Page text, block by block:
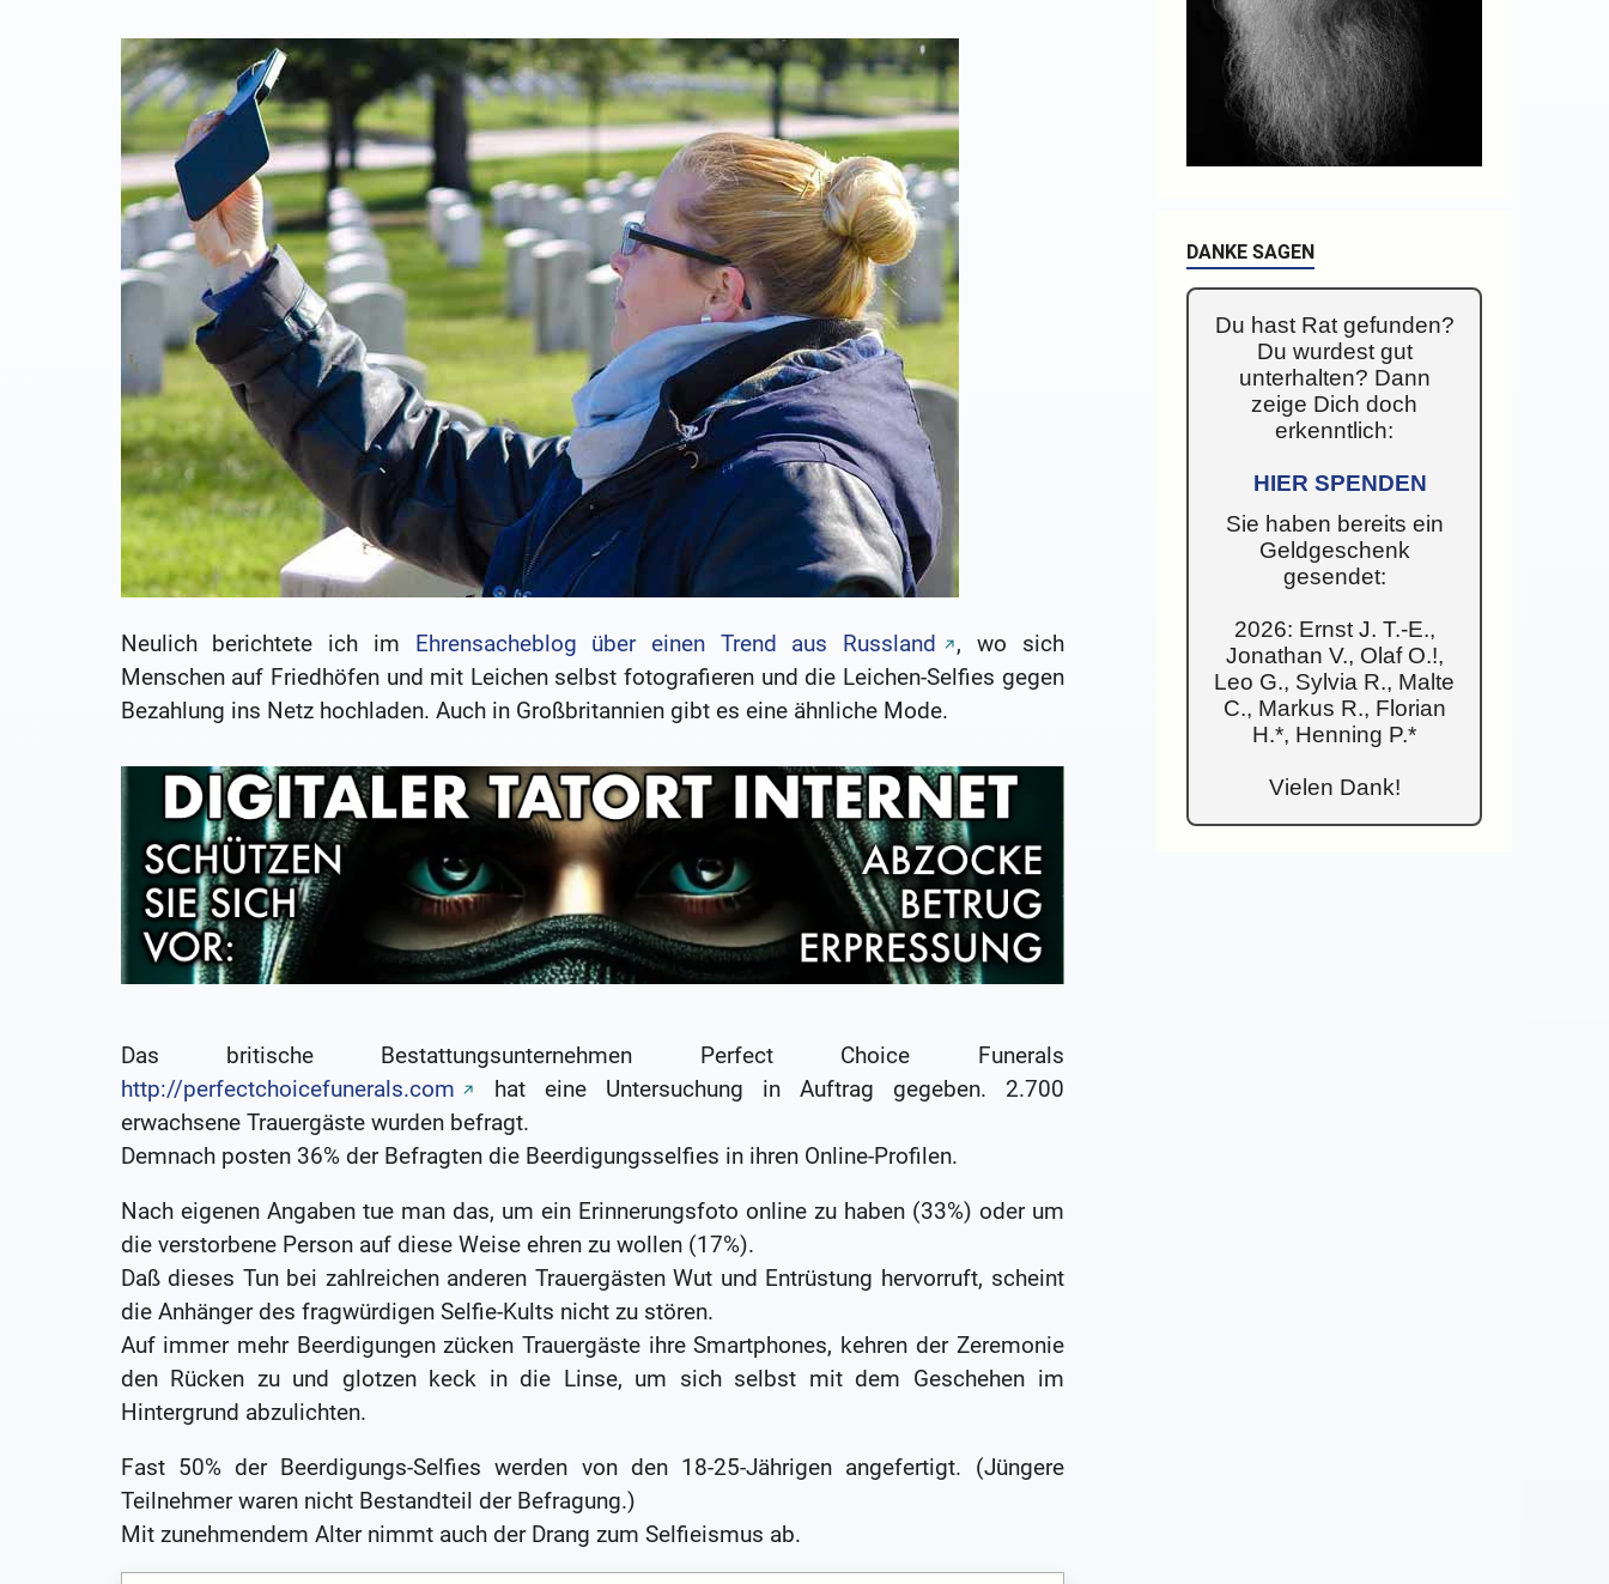
Neulich berichtete ich im Ehrensacheblog über einen Trend aus Russland
, wo sich
Menschen auf Friedhöfen und mit Leichen selbst fotografieren und die Leichen-Selfies gegen
Bezahlung ins Netz hochladen. Auch in Großbritannien gibt es eine ähnliche Mode.
Das britische Bestattungsunternehmen Perfect Choice Funerals
http://perfectchoicefunerals.com
hat eine Untersuchung in Auftrag gegeben. 2.700
erwachsene Trauergäste wurden befragt.
Demnach posten 36% der Befragten die Beerdigungsselfies in ihren Online-Profilen.
Nach eigenen Angaben tue man das, um ein Erinnerungsfoto online zu haben (33%) oder um
die verstorbene Person auf diese Weise ehren zu wollen (17%).
Daß dieses Tun bei zahlreichen anderen Trauergästen Wut und Entrüstung hervorruft, scheint
die Anhänger des fragwürdigen Selfie-Kults nicht zu stören.
Auf immer mehr Beerdigungen zücken Trauergäste ihre Smartphones, kehren der Zeremonie
den Rücken zu und glotzen keck in die Linse, um sich selbst mit dem Geschehen im
Hintergrund abzulichten.
Fast 50% der Beerdigungs-Selfies werden von den 18-25-Jährigen angefertigt. (Jüngere
Teilnehmer waren nicht Bestandteil der Befragung.)
Mit zunehmendem Alter nimmt auch der Drang zum Selfieismus ab.
DANKE SAGEN
Du hast Rat gefunden?
Du wurdest gut
unterhalten? Dann
zeige Dich doch
erkenntlich:
HIER SPENDEN
Sie haben bereits ein
Geldgeschenk
gesendet:
2026: Ernst J. T.-E.,
Jonathan V., Olaf O.!,
Leo G., Sylvia R., Malte
C., Markus R., Florian
H.*, Henning P.*
Vielen Dank!